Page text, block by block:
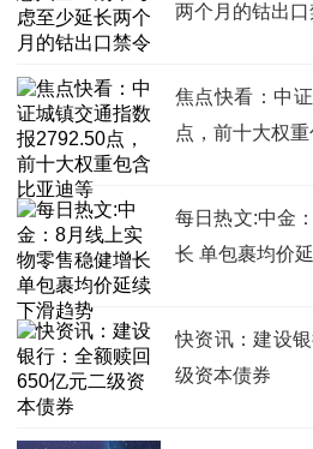
两个月的钴出口
焦点快看：中
点，前十大权
每日热文:中金
长 单包裹均价
快资讯：建设
级资本债券